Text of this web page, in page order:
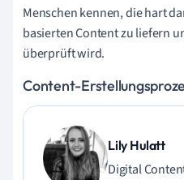
Menschen kennen, die hart
basierten Content zu liefern
überprüft wird.
Content-
Lily Hulatt
Digital